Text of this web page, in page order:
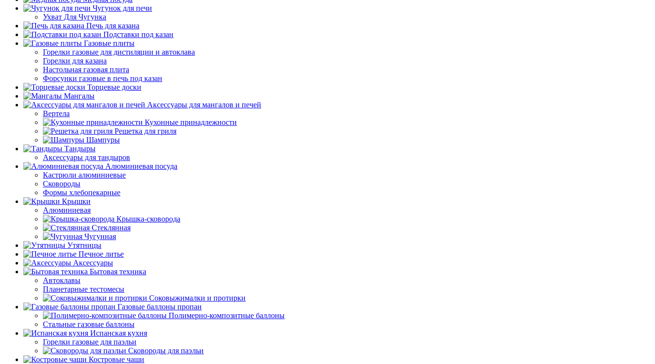
Чугунок для печи
Ухват Для Чугунка
Печь для казана
Подставки под казан
Газовые плиты
Горелки газовые для дистиляции и автоклава
Горелки для казана
Настольная газовая плита
Форсунки газовые в печь под казан
Торцевые доски
Мангалы
Аксессуары для мангалов и печей
Вертела
Кухонные принадлежности
Решетка для гриля
Шампуры
Тандыры
Аксессуары для тандыров
Алюминиевая посуда
Кастрюли алюминиевые
Сковороды
Формы хлебопекарные
Крышки
Алюминиевая
Крышка-сковорода
Стеклянная
Чугунная
Утятницы
Печное литье
Аксессуары
Бытовая техника
Автоклавы
Планетарные тестомесы
Соковыжималки и протирки
Газовые баллоны пропан
Полимерно-композитные баллоны
Стальные газовые баллоны
Испанская кухня
Горелки газовые для паэльи
Сковороды для паэльи
Костровые чаши